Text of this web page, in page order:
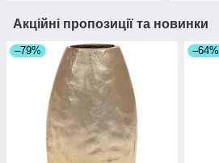
Акційні пропозиції та новинки
–79% –64%